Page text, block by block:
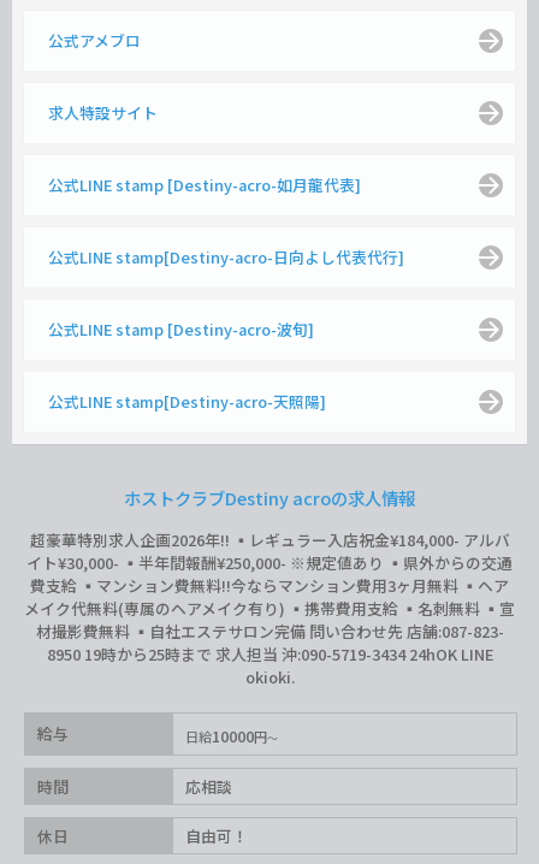
公式アメブロ
求人特設サイト
公式LINE stamp [Destiny-acro-如月龍代表]
公式LINE stamp[Destiny-acro-日向よし代表代行]
公式LINE stamp [Destiny-acro-波旬]
公式LINE stamp[Destiny-acro-天照陽]
ホストクラブDestiny acroの求人情報
超豪華特別求人企画2026年‼︎ ▪️レギュラー入店祝金¥184,000- アルバ
イト¥30,000- ▪️半年間報酬¥250,000- ※規定値あり ▪️県外からの交通
費支給 ▪️マンション費無料‼︎今ならマンション費用3ヶ月無料 ▪️ヘア
メイク代無料(専属のヘアメイク有り) ▪️携帯費用支給 ▪️名刺無料 ▪️宣
材撮影費無料 ▪️自社エステサロン完備 問い合わせ先 店舗:087-823-
8950 19時から25時まで 求人担当 沖:090-5719-3434 24hOK LINE
okioki.
給与 日給10000円
時間 応相談
休日 自由可！